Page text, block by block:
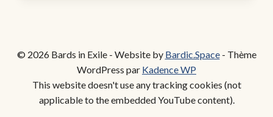
© 2026 Bards in Exile - Website by Bardic.Space- Thème
WordPress par Kadence WP
This website doesn't use any tracking cookies (not
applicable to the embedded YouTube content).